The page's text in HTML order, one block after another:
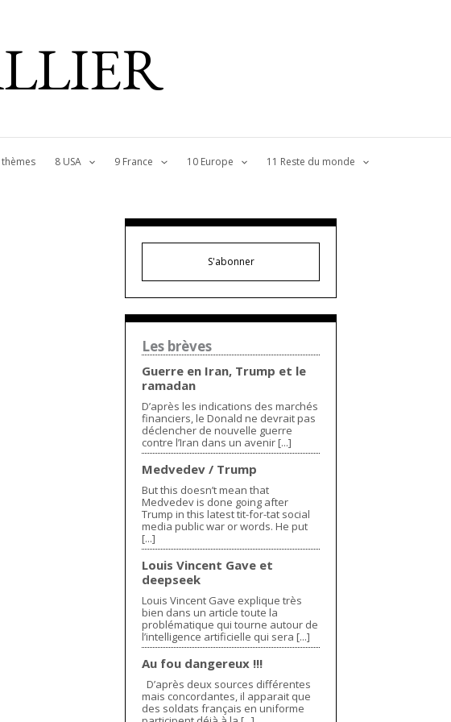
8 USA 9 France 10 Europe 11 Reste du monde
S'abonner
Les brèves
Guerre en Iran, Trump et le
ramadan
D’après les indications des marchés
financiers, le Donald ne devrait pas
déclencher de nouvelle guerre
contre l’Iran dans un avenir [...]
Medvedev / Trump
But this doesn’t mean that
Medvedev is done going after
Trump in this latest tit-for-tat social
media public war or words. He put
[...]
Louis Vincent Gave et
deepseek
Louis Vincent Gave explique très
bien dans un article toute la
problématique qui tourne autour de
l’intelligence artificielle qui sera [...]
Au fou dangereux !!!
D’après deux sources différentes
mais concordantes, il apparait que
des soldats français en uniforme